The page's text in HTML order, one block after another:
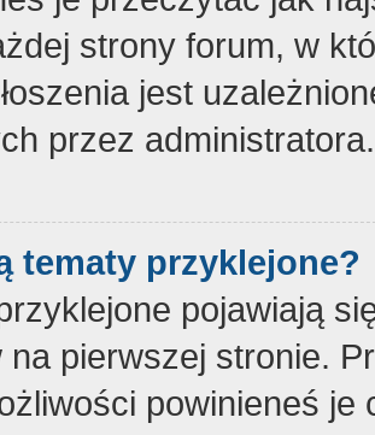
strony forum, w
jest
przez administratora.
tematy przyklejone?
pojawiają
na pierwszej stronie.
powinieneś je